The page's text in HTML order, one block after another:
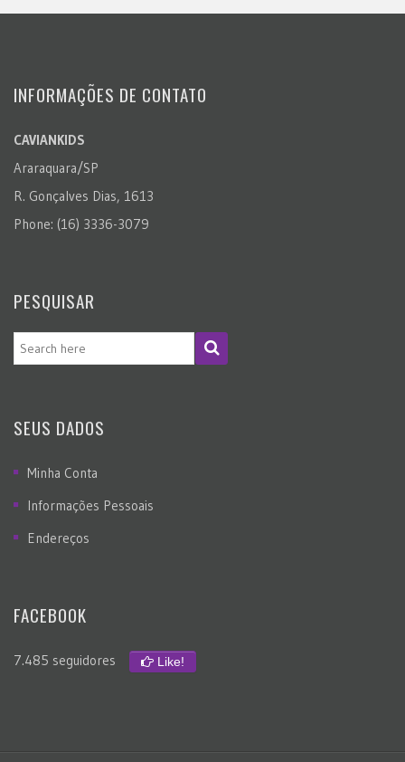
INFORMAÇÕES DE CONTATO
CAVIANKIDS
Araraquara/SP
R. Gonçalves Dias, 1613
Phone: (16) 3336-3079
PESQUISAR
SEUS DADOS
Minha Conta
Informações Pessoais
Endereços
FACEBOOK
7.485 seguidores Like!